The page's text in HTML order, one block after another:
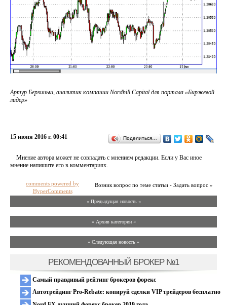
Артур Берзиньш, аналитик компании Nordhill Capital для портала «Биржевой
лидер»
15 июня 2016 г. 00:41 Поделиться…
Мнение автора может не совпадать с мнением редакции. Если у Вас иное
мнение напишите его в комментариях.
Возник вопрос по теме статьи - Задать вопрос »
comments powered by
HyperComments
« Предыдущая новость «
» Архив категории «
» Следующая новость »
РЕКОМЕНДОВАННЫЙ БРОКЕР №1
Самый правдивый рейтинг брокеров форекс
Автотрейдинг Pro-Rebate: копируй сделки VIP трейдеров бесплатно